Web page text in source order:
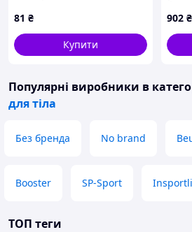
81 ₴
Купити
FI-
902 ₴
Популярні виробники в
для тіла
Без бренда No brand
Booster SP-Sport
ТОП теги